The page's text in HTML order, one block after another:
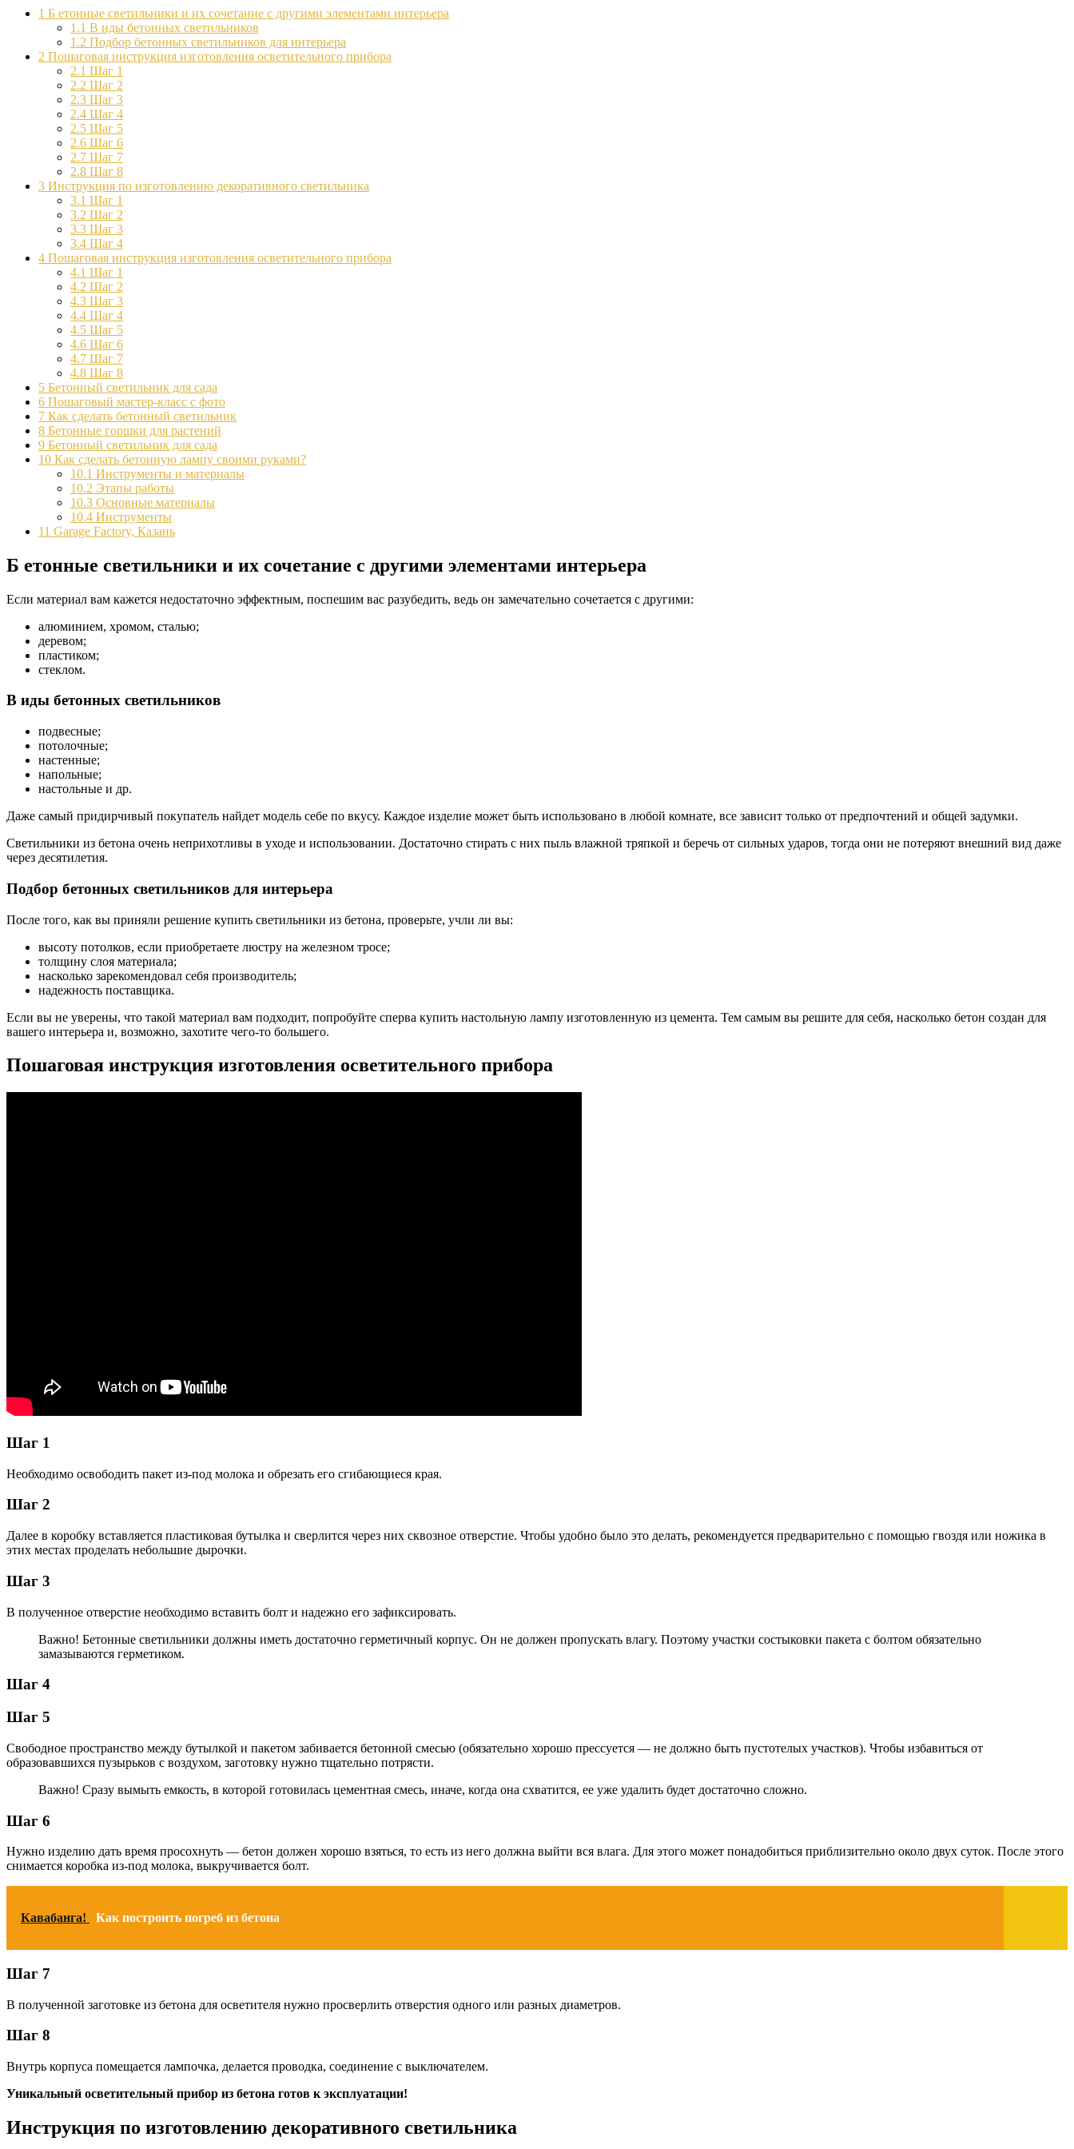
1 Б етонные светильники и их сочетание с другими элементами интерьера
1.1 В иды бетонных светильников
1.2 Подбор бетонных светильников для интерьера
2 Пошаговая инструкция изготовления осветительного прибора
2.1 Шаг 1
2.2 Шаг 2
2.3 Шаг 3
2.4 Шаг 4
2.5 Шаг 5
2.6 Шаг 6
2.7 Шаг 7
2.8 Шаг 8
3 Инструкция по изготовлению декоративного светильника
3.1 Шаг 1
3.2 Шаг 2
3.3 Шаг 3
3.4 Шаг 4
4 Пошаговая инструкция изготовления осветительного прибора
4.1 Шаг 1
4.2 Шаг 2
4.3 Шаг 3
4.4 Шаг 4
4.5 Шаг 5
4.6 Шаг 6
4.7 Шаг 7
4.8 Шаг 8
5 Бетонный светильник для сада
6 Пошаговый мастер-класс с фото
7 Как сделать бетонный светильник
8 Бетонные горшки для растений
9 Бетонный светильник для сада
10 Как сделать бетонную лампу своими руками?
10.1 Инструменты и материалы
10.2 Этапы работы
10.3 Основные материалы
10.4 Инструменты
11 Garage Factory, Казань
Б етонные светильники и их сочетание с другими элементами интерьера
Если материал вам кажется недостаточно эффектным, поспешим вас разубедить, ведь он замечательно сочетается с другими:
алюминием, хромом, сталью;
деревом;
пластиком;
стеклом.
В иды бетонных светильников
подвесные;
потолочные;
настенные;
напольные;
настольные и др.
Даже самый придирчивый покупатель найдет модель себе по вкусу. Каждое изделие может быть использовано в любой комнате, все зависит только от предпочтений и общей задумки.
Светильники из бетона очень неприхотливы в уходе и использовании. Достаточно стирать с них пыль влажной тряпкой и беречь от сильных ударов, тогда они не потеряют внешний вид даже
через десятилетия.
Подбор бетонных светильников для интерьера
После того, как вы приняли решение купить светильники из бетона, проверьте, учли ли вы:
высоту потолков, если приобретаете люстру на железном тросе;
толщину слоя материала;
насколько зарекомендовал себя производитель;
надежность поставщика.
Если вы не уверены, что такой материал вам подходит, попробуйте сперва купить настольную лампу изготовленную из цемента. Тем самым вы решите для себя, насколько бетон создан для
вашего интерьера и, возможно, захотите чего-то большего.
Пошаговая инструкция изготовления осветительного прибора
Шаг 1
Необходимо освободить пакет из-под молока и обрезать его сгибающиеся края.
Шаг 2
Далее в коробку вставляется пластиковая бутылка и сверлится через них сквозное отверстие. Чтобы удобно было это делать, рекомендуется предварительно с помощью гвоздя или ножика в
этих местах проделать небольшие дырочки.
Шаг 3
В полученное отверстие необходимо вставить болт и надежно его зафиксировать.
Важно! Бетонные светильники должны иметь достаточно герметичный корпус. Он не должен пропускать влагу. Поэтому участки состыковки пакета с болтом обязательно
замазываются герметиком.
Шаг 4
Шаг 5
Свободное пространство между бутылкой и пакетом забивается бетонной смесью (обязательно хорошо прессуется — не должно быть пустотелых участков). Чтобы избавиться от
образовавшихся пузырьков с воздухом, заготовку нужно тщательно потрясти.
Важно! Сразу вымыть емкость, в которой готовилась цементная смесь, иначе, когда она схватится, ее уже удалить будет достаточно сложно.
Шаг 6
Нужно изделию дать время просохнуть — бетон должен хорошо взяться, то есть из него должна выйти вся влага. Для этого может понадобиться приблизительно около двух суток. После этого
снимается коробка из-под молока, выкручивается болт.
Кавабанга! Как построить погреб из бетона
Шаг 7
В полученной заготовке из бетона для осветителя нужно просверлить отверстия одного или разных диаметров.
Шаг 8
Внутрь корпуса помещается лампочка, делается проводка, соединение с выключателем.
Уникальный осветительный прибор из бетона готов к эксплуатации!
Инструкция по изготовлению декоративного светильника